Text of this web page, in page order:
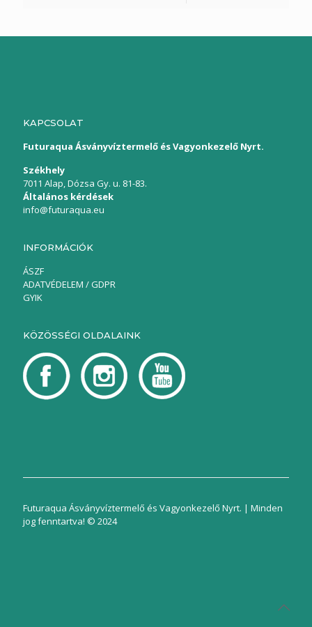
KAPCSOLAT
Futuraqua Ásványvíztermelő és Vagyonkezelő Nyrt.
Székhely
7011 Alap, Dózsa Gy. u. 81-83.
Általános kérdések
info@futuraqua.eu
INFORMÁCIÓK
ÁSZF
ADATVÉDELEM / GDPR
GYIK
KÖZÖSSÉGI OLDALAINK
Futuraqua Ásványvíztermelő és Vagyonkezelő Nyrt. | Minden
jog fenntartva! © 2024